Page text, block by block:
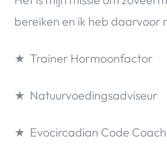
bereiken en ik heb daarvoor
★ Trainer Hormoonfactor
★ Natuurvoedingsadviseur
★ Evocircadian Code Coach